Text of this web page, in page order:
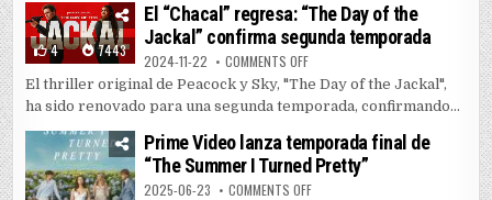
4 7443
El “Chacal” regresa: “The Day of the
Jackal” confirma segunda temporada
2024-11-22 COMMENTS OFFON EL “CHACAL” REGRESA: “THE
El thriller original de Peacock y Sky, "The Day of the Jackal",
ha sido renovado para una segunda temporada, confirmando...
Prime Video lanza temporada final de
“The Summer I Turned Pretty”
2025-06-23 COMMENTS OFFON PRIME VIDEO LANZA